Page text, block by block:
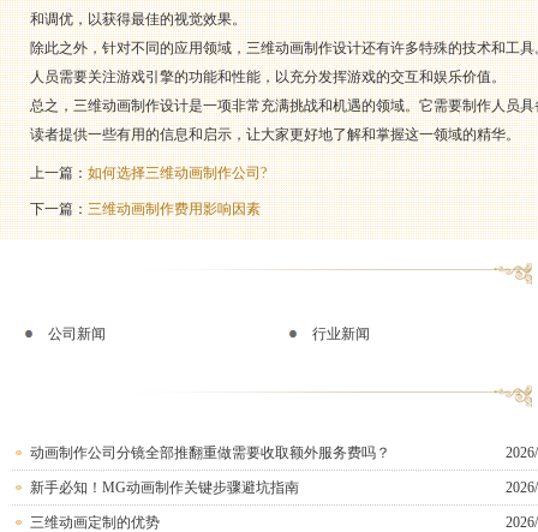
和调优，以获得最佳的视觉效果。
除此之外，针对不同的应用领域，三维动画制作设计还有许多特殊的技术和工
人员需要关注游戏引擎的功能和性能，以充分发挥游戏的交互和娱乐价值。
总之，三维动画制作设计是一项非常充满挑战和机遇的领域。它需要制作人员
读者提供一些有用的信息和启示，让大家更好地了解和掌握这一领域的精华。
上一篇：如何选择三维动画制作公司?
下一篇：三维动画制作费用影响因素
公司新闻 行业新闻
动画制作公司分镜全部推翻重做需要收取额外服务费吗？
新手必知！MG动画制作关键步骤避坑指南
三维动画定制的优势